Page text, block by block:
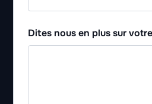
Dites nous en plus sur